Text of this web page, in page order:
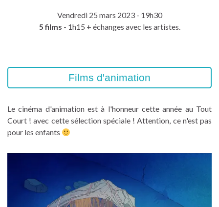
Vendredi 25 mars 2023 - 19h30
5 films - 1h15 + échanges avec les artistes.
Films d'animation
Le cinéma d'animation est à l'honneur cette année au Tout
Court ! avec cette sélection spéciale ! Attention, ce n'est pas
pour les enfants